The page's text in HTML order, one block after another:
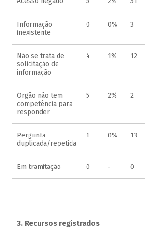
Informação
inexistente
0 0% 3
Não se trata de
solicitação de
informação
4 1% 12
Órgão não tem
competência para
responder
5 2% 2
Pergunta
duplicada/repetida
1 0% 13
Em tramitação 0 - 0
3. Recursos registrados